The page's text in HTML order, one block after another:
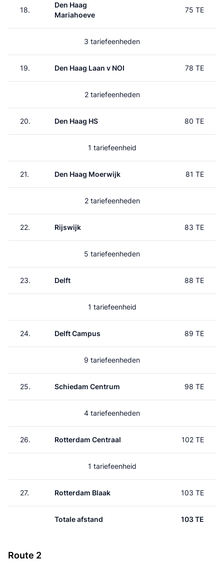
18.
Den Haag
Mariahoeve
75 TE
3 tariefeenheden
19. Den Haag Laan v NOI 78 TE
2 tariefeenheden
20. Den Haag HS 80 TE
1 tariefeenheid
21. Den Haag Moerwijk 81 TE
2 tariefeenheden
22. Rijswijk 83 TE
5 tariefeenheden
23. Delft 88 TE
1 tariefeenheid
24. Delft Campus 89 TE
9 tariefeenheden
25. Schiedam Centrum 98 TE
4 tariefeenheden
26. Rotterdam Centraal 102 TE
1 tariefeenheid
27. Rotterdam Blaak 103 TE
Totale afstand 103 TE
Route 2